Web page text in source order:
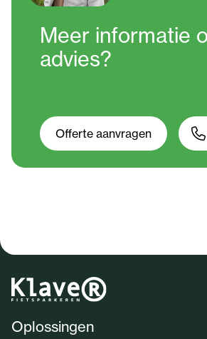
Meer informatie
advies?
Offerte aanvragen
Oplossingen